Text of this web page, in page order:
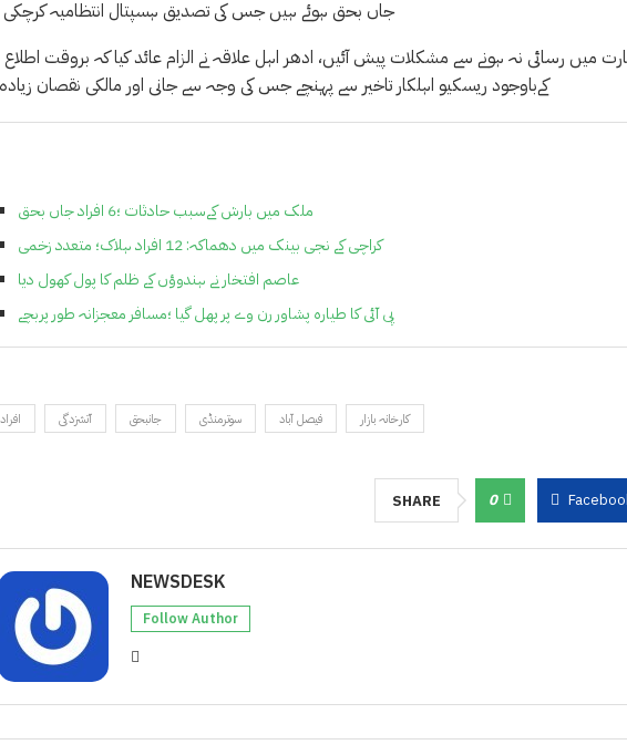
جاں بحق ہوئے ہیں جس کی تصدیق ہسپتال انتظامیہ کرچکی
میں رسائی نہ ہونے سے مشکلات پیش آئیں، ادھر اہل علاقہ نے الزام عائد کیا کہ بروقت اطلاع
کےباوجود ریسکیو اہلکار تاخیر سے پہنچے جس کی وجہ سے جانی اور مالکی نقصان
ملک میں بارش کےسبب حادثات ؛6 افراد جاں بحق
کراچی کے نجی بینک میں دھماکہ: 12 افراد ہلاک؛ متعدد زخمی
عاصم افتخار نے ہندوؤں کے ظلم کا پول کھول دیا
پی آئی کا طیارہ پشاور رن وے پر پھل گیا ؛مسافر معجزانہ طور پربچے
7 افراد آتشزدگی جانبحق سوترمنڈی فیصل آباد کارخانہ بازار
SHARE 0
NEWSDESK
Follow Author